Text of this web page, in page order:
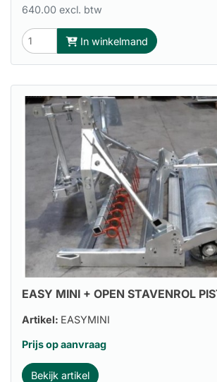
640.00 excl. btw
In winkelmand
EASY MINI + OPEN STAVENROL
Artikel: EASYMINI
Prijs op aanvraag
Bekijk artikel